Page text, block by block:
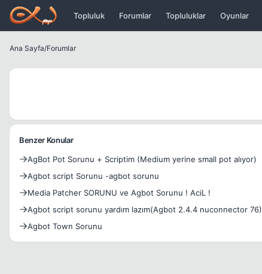
Icerige atla
Topluluk Forumlar Topluluklar Oyunlar
Ana Sayfa/Forumlar
Benzer Konular
AgBot Pot Sorunu + Scriptim (Medium yerine small pot alıyor)
Agbot script Sorunu -agbot sorunu
Media Patcher SORUNU ve Agbot Sorunu ! AciL !
Agbot script sorunu yardım lazım(Agbot 2.4.4 nuconnector 76)
Agbot Town Sorunu